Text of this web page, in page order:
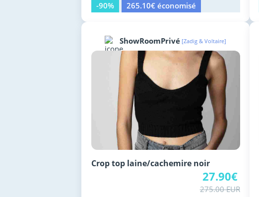
-90%
265.10€ économisé
ShowRoomPrivé [Zadig & Voltaire]
Crop top laine/cachemire noir
27.90€
275.00 EUR